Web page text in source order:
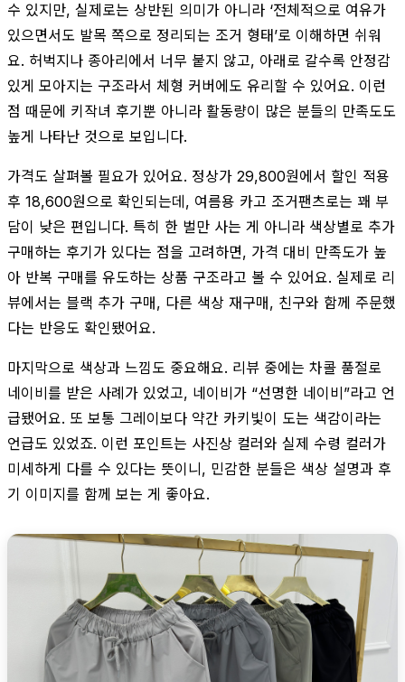
수 있지만, 실제로는 상반된 의미가 아니라 ‘전체적으로 여유가
있으면서도 발목 쪽으로 정리되는 조거 형태’로 이해하면 쉬워
요. 허벅지나 종아리에서 너무 붙지 않고, 아래로 갈수록 안정감
있게 모아지는 구조라서 체형 커버에도 유리할 수 있어요. 이런
점 때문에 키작녀 후기뿐 아니라 활동량이 많은 분들의 만족도도
높게 나타난 것으로 보입니다.
가격도 살펴볼 필요가 있어요. 정상가 29,800원에서 할인 적용
후 18,600원으로 확인되는데, 여름용 카고 조거팬츠로는 꽤 부
담이 낮은 편입니다. 특히 한 벌만 사는 게 아니라 색상별로 추가
구매하는 후기가 있다는 점을 고려하면, 가격 대비 만족도가 높
아 반복 구매를 유도하는 상품 구조라고 볼 수 있어요. 실제로 리
뷰에서는 블랙 추가 구매, 다른 색상 재구매, 친구와 함께 주문했
다는 반응도 확인됐어요.
마지막으로 색상과 느낌도 중요해요. 리뷰 중에는 차콜 품절로
네이비를 받은 사례가 있었고, 네이비가 “선명한 네이비”라고 언
급됐어요. 또 보통 그레이보다 약간 카키빛이 도는 색감이라는
언급도 있었죠. 이런 포인트는 사진상 컬러와 실제 수령 컬러가
미세하게 다를 수 있다는 뜻이니, 민감한 분들은 색상 설명과 후
기 이미지를 함께 보는 게 좋아요.